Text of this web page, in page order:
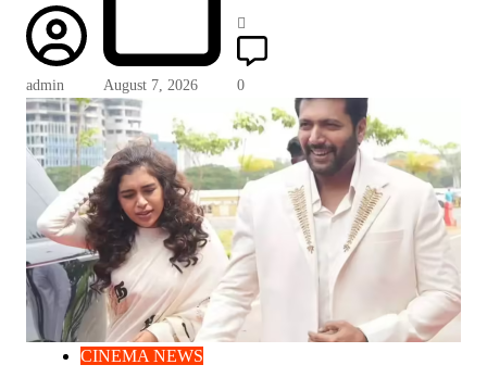
admin August 7, 2026 0
CINEMA NEWS